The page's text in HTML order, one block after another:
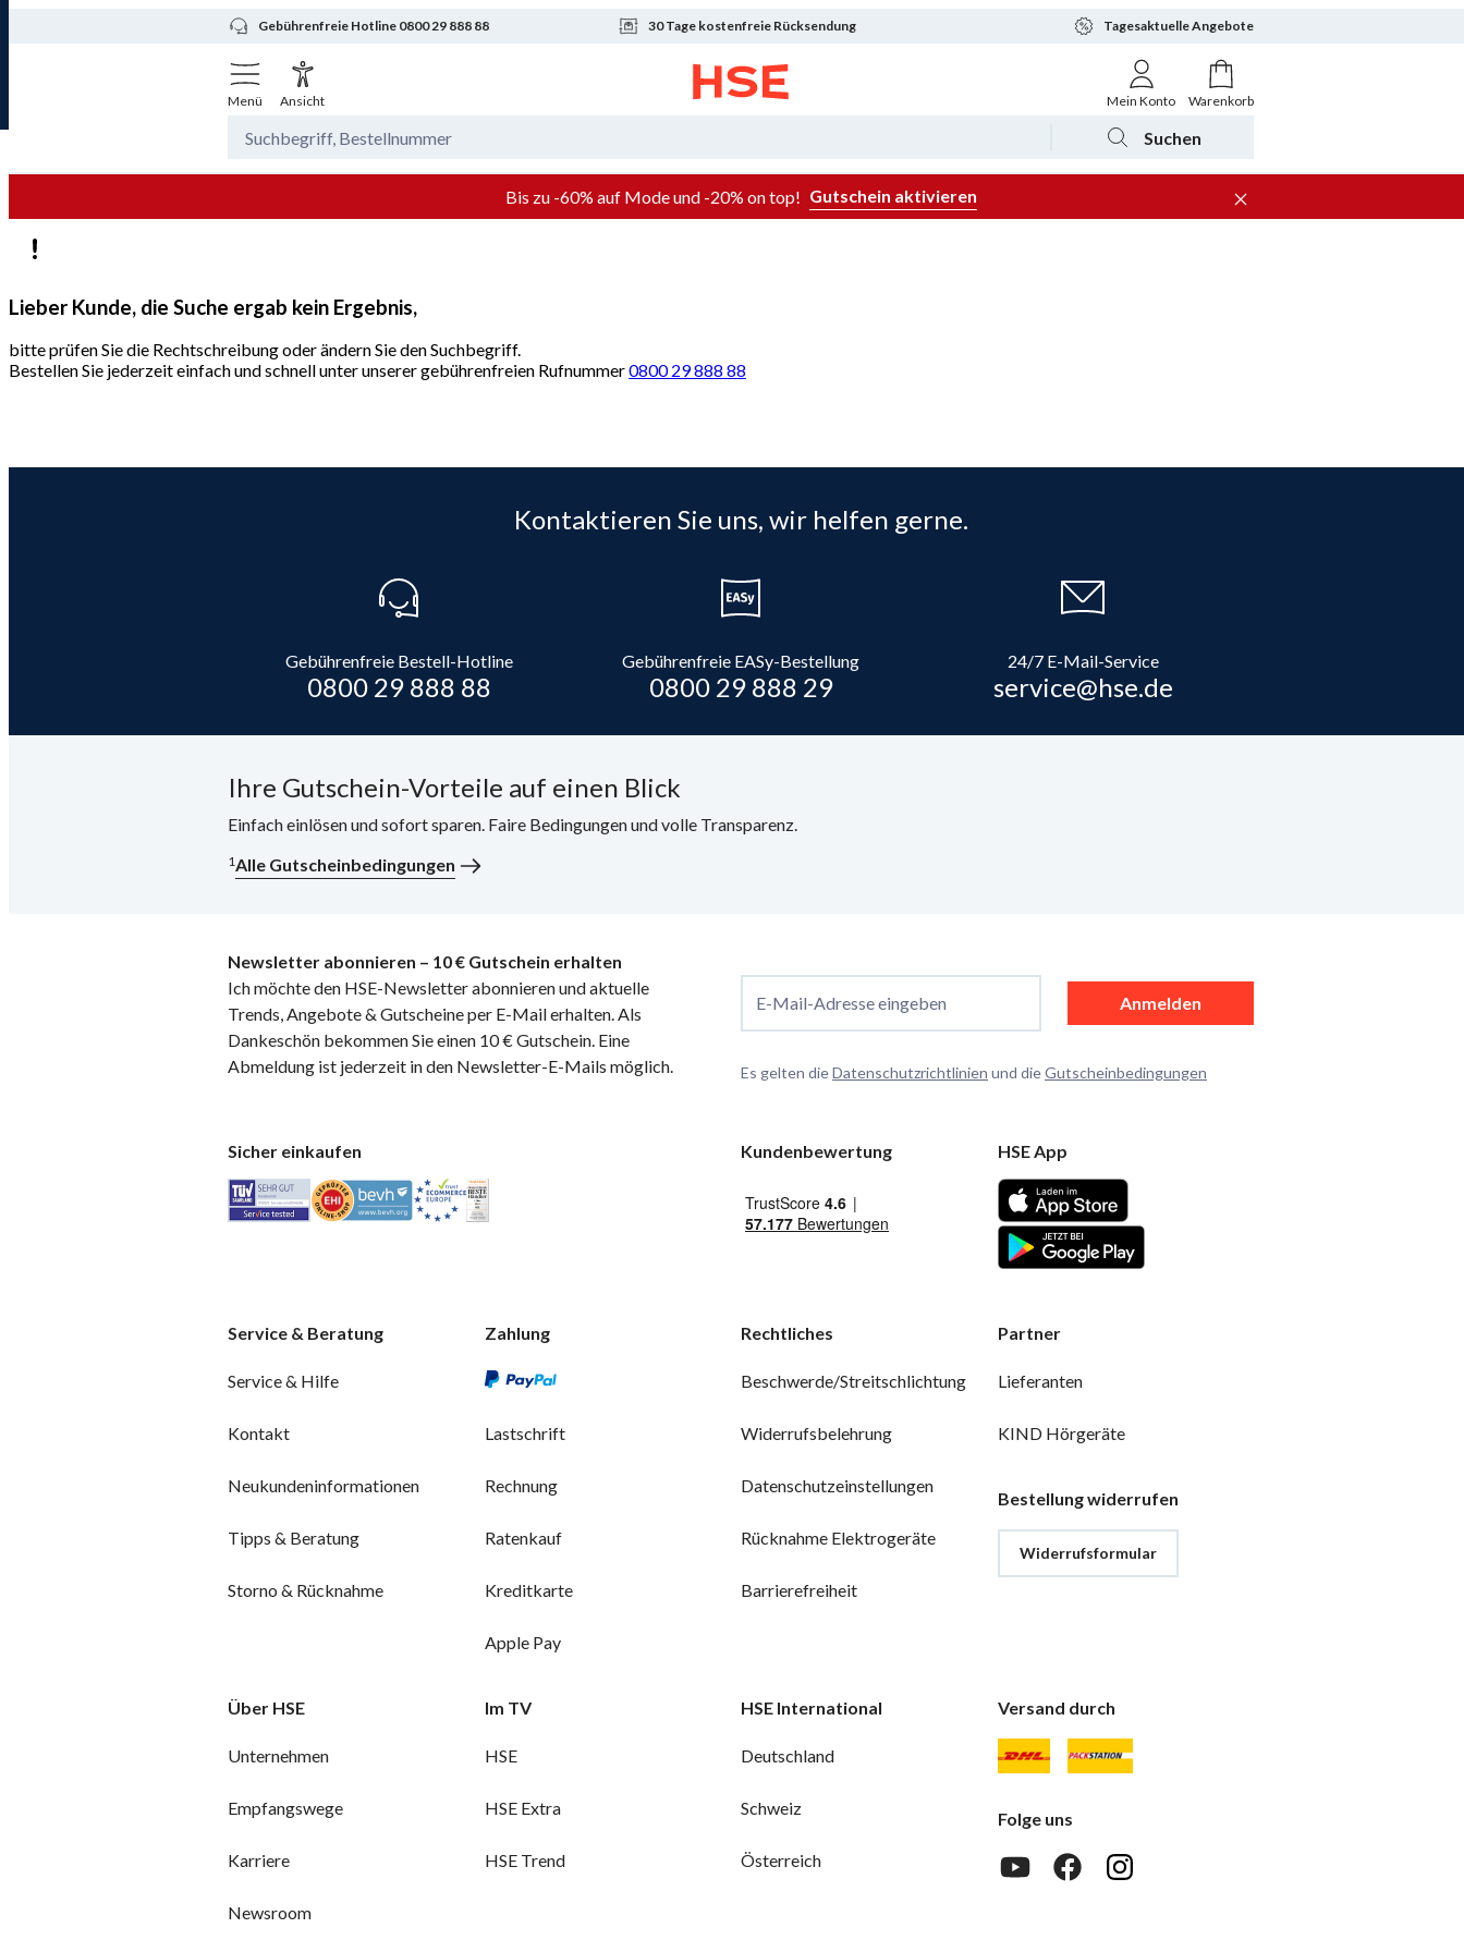
Gebührenfreie Hotline 0800 29 888 88 30 Tage kostenfreie Rücksendung Tagesaktuelle Angebote
Menü Ansicht Mein Konto Warenkorb
Suchen
Bis zu -60% auf Mode und -20% on top! Gutschein aktivieren
Lieber Kunde, die Suche ergab kein Ergebnis,
bitte prüfen Sie die Rechtschreibung oder ändern Sie den Suchbegriff.
Bestellen Sie jederzeit einfach und schnell unter unserer gebührenfreien Rufnummer0800 29 888 88
Kontaktieren Sie uns, wir helfen gerne.
Gebührenfreie Bestell-Hotline
0800 29 888 88
Gebührenfreie EASy-Bestellung
0800 29 888 29
24/7 E-Mail-Service
service@hse.de
Ihre Gutschein-Vorteile auf einen Blick
Einfach einlösen und sofort sparen. Faire Bedingungen und volle Transparenz.
1Alle Gutscheinbedingungen
Newsletter abonnieren – 10 € Gutschein erhalten
Ich möchte den HSE-Newsletter abonnieren und aktuelle
Trends, Angebote & Gutscheine per E-Mail erhalten. Als
Dankeschön bekommen Sie einen 10 € Gutschein. Eine
Abmeldung ist jederzeit in den Newsletter-E-Mails möglich.
E-Mail-Adresse eingeben Anmelden
Es gelten dieDatenschutzrichtlinien und dieGutscheinbedingungen
Sicher einkaufen Kundenbewertung HSE App
Service & Beratung
Service & Hilfe
Kontakt
Neukundeninformationen
Tipps & Beratung
Storno & Rücknahme
Zahlung
Lastschrift
Rechnung
Ratenkauf
Kreditkarte
Apple Pay
Rechtliches
Beschwerde/Streitschlichtung
Widerrufsbelehrung
Datenschutzeinstellungen
Rücknahme Elektrogeräte
Barrierefreiheit
Partner
Lieferanten
KIND Hörgeräte
Bestellung widerrufen
Widerrufsformular
Über HSE
Unternehmen
Empfangswege
Karriere
Newsroom
Im TV
HSE
HSE Extra
HSE Trend
HSE International
Deutschland
Schweiz
Österreich
Versand durch
Folge uns